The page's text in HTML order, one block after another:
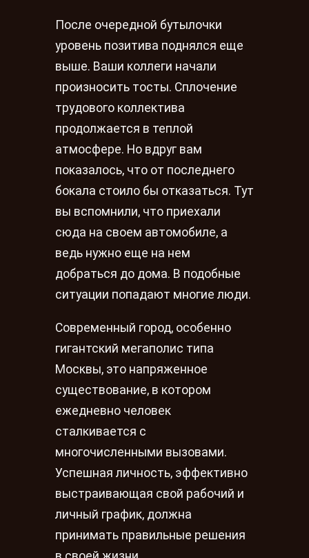
После очередной бутылочки
уровень позитива поднялся еще
выше. Ваши коллеги начали
произносить тосты. Сплочение
трудового коллектива
продолжается в теплой
атмосфере. Но вдруг вам
показалось, что от последнего
бокала стоило бы отказаться. Тут
вы вспомнили, что приехали
сюда на своем автомобиле, а
ведь нужно еще на нем
добраться до дома. В подобные
ситуации попадают многие люди.
Современный город, особенно
гигантский мегаполис типа
Москвы, это напряженное
существование, в котором
ежедневно человек
сталкивается с
многочисленными вызовами.
Успешная личность, эффективно
выстраивающая свой рабочий и
личный график, должна
принимать правильные решения